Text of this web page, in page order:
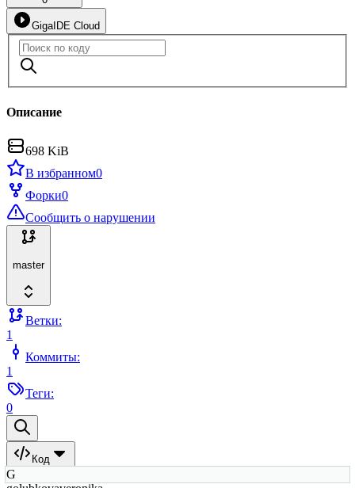
GigaIDE Cloud
Описание
698 KiB
В избранном0
Форки0
Сообщить о нарушении
master
Ветки:
1
Коммиты:
1
Теги:
0
Код
G